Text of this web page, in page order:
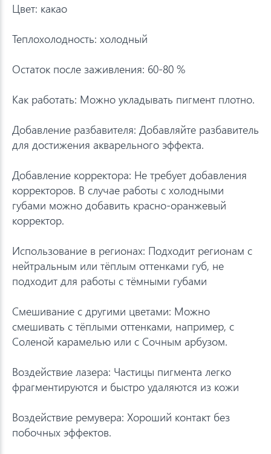
Цвет: какао
Теплохолодность: холодный
Остаток после заживления: 60-80 %
Как работать: Можно укладывать пигмент плотно.
Добавление разбавителя: Добавляйте разбавитель
для достижения акварельного эффекта.
Добавление корректора: Не требует добавления
корректоров. В случае работы с холодными
губами можно добавить красно-оранжевый
корректор.
Использование в регионах: Подходит регионам с
нейтральным или тёплым оттенками губ, не
подходит для работы с тёмными губами
Смешивание с другими цветами: Можно
смешивать с тёплыми оттенками, например, с
Соленой карамелью или с Сочным арбузом.
Воздействие лазера: Частицы пигмента легко
фрагментируются и быстро удаляются из кожи
Воздействие ремувера: Хороший контакт без
побочных эффектов.